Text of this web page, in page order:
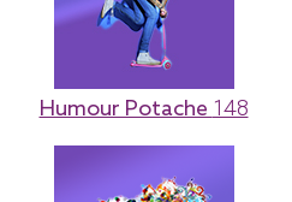
Humour Potache 148